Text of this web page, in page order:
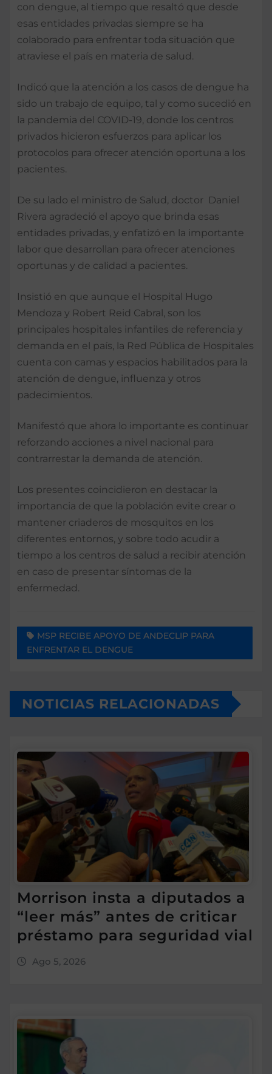
con dengue, al tiempo que resaltó que desde
esas entidades privadas siempre se ha
colaborado para enfrentar toda situación que
atraviese el país en materia de salud.
Indicó que la atención a los casos de dengue ha
sido un trabajo de equipo, tal y como sucedió en
la pandemia del COVID-19, donde los centros
privados hicieron esfuerzos para aplicar los
protocolos para ofrecer atención oportuna a los
pacientes.
De su lado el ministro de Salud, doctor Daniel
Rivera agradeció el apoyo que brinda esas
entidades privadas, y enfatizó en la importante
labor que desarrollan para ofrecer atenciones
oportunas y de calidad a pacientes.
Insistió en que aunque el Hospital Hugo
Mendoza y Robert Reid Cabral, son los
principales hospitales infantiles de referencia y
demanda en el país, la Red Pública de Hospitales
cuenta con camas y espacios habilitados para la
atención de dengue, influenza y otros
padecimientos.
Manifestó que ahora lo importante es continuar
reforzando acciones a nivel nacional para
contrarrestar la demanda de atención.
Los presentes coincidieron en destacar la
importancia de que la población evite crear o
mantener criaderos de mosquitos en los
diferentes entornos, y sobre todo acudir a
tiempo a los centros de salud a recibir atención
en caso de presentar síntomas de la
enfermedad.
MSP RECIBE APOYO DE ANDECLIP PARA
ENFRENTAR EL DENGUE
NOTICIAS RELACIONADAS
Morrison insta a diputados a
“leer más” antes de criticar
préstamo para seguridad vial
Ago 5, 2026